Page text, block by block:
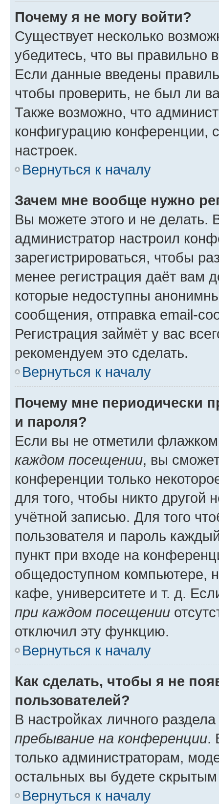
Почему я не могу войти?
Существует несколько
убедитесь, что вы правильно
Если данные введены
чтобы проверить, не был ли
Также возможно, что
конфигурацию конференции,
настроек.
Вернуться к началу
Зачем мне вообще нужно
Вы можете этого и не делать.
администратор настроил
зарегистрироваться, чтобы
менее регистрация даёт вам
которые недоступны
сообщения, отправка email-
Регистрация займёт у вас
рекомендуем это сделать.
Вернуться к началу
Почему мне периодически
и пароля?
Если вы не отметили
каждом посещении, вы
конференции только
для того, чтобы никто другой
учётной записью. Для того
пользователя и пароль
пункт при входе на
общедоступном компьютере,
кафе, университете и т. д.
при каждом посещении
отключил эту функцию.
Вернуться к началу
Как сделать, чтобы я не
пользователей?
В настройках личного
пребывание на конференции.
только администраторам,
остальных вы будете
Вернуться к началу